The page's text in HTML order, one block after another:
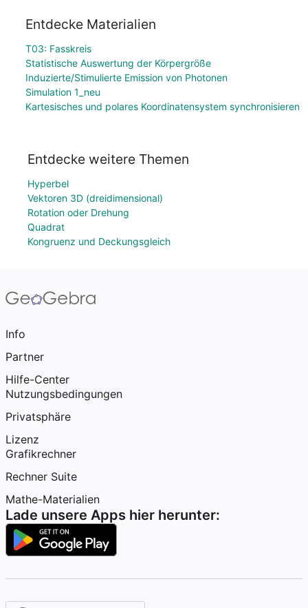
Entdecke Materialien
T03: Fasskreis
Statistische Auswertung der Körpergröße
Induzierte/Stimulierte Emission von Photonen
Simulation 1_neu
Kartesisches und polares Koordinatensystem synchronisieren
Entdecke weitere Themen
Hyperbel
Vektoren 3D (dreidimensional)
Rotation oder Drehung
Quadrat
Kongruenz und Deckungsgleich
Info
Partner
Hilfe-Center
Nutzungsbedingungen
Privatsphäre
Lizenz
Grafikrechner
Rechner Suite
Mathe-Materialien
Lade unsere Apps hier herunter: